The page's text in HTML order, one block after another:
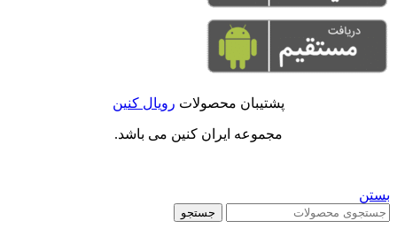
پشتیبان محصولات رویال کنین
مجموعه ایران کنین می باشد.
بستن
جستجو